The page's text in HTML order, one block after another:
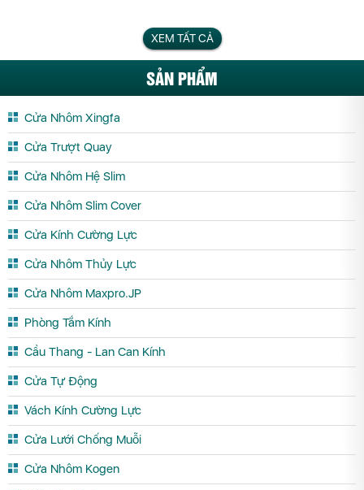
XEM TẤT CẢ
SẢN PHẨM
Cửa Nhôm Xingfa
Cửa Trượt Quay
Cửa Nhôm Hệ Slim
Cửa Nhôm Slim Cover
Cửa Kính Cường Lực
Cửa Nhôm Thủy Lực
Cửa Nhôm Maxpro.JP
Phòng Tắm Kính
Cầu Thang - Lan Can Kính
Cửa Tự Động
Vách Kính Cường Lực
Cửa Lưới Chống Muỗi
Cửa Nhôm Kogen